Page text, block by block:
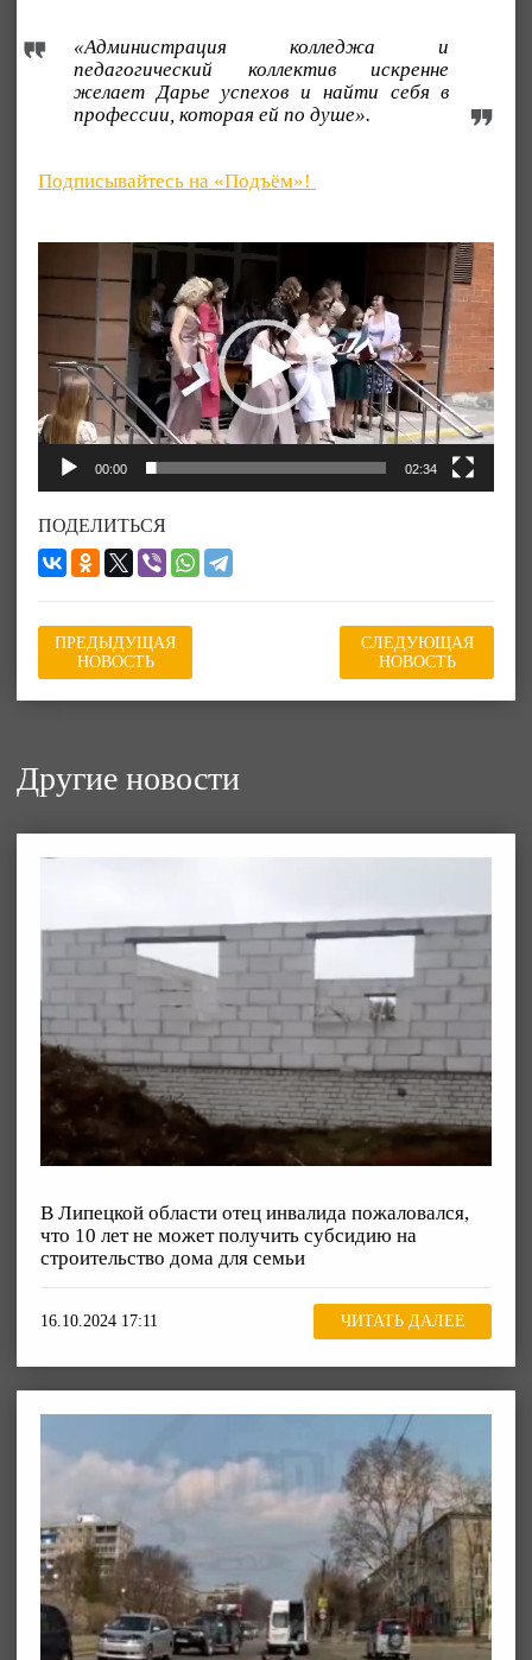
«Администрация колледжа и
педагогический коллектив искренне
желает Дарье успехов и найти себя в
профессии, которая ей по душе».
Подписывайтесь на «Подъём»!
Видеоплеер
00:00 02:34
ПОДЕЛИТЬСЯ
ПРЕДЫДУЩАЯ
НОВОСТЬ
СЛЕДУЮЩАЯ
НОВОСТЬ
Другие новости
В Липецкой области отец инвалида пожаловался,
что 10 лет не может получить субсидию на
строительство дома для семьи
16.10.2024 17:11 ЧИТАТЬ ДАЛЕЕ